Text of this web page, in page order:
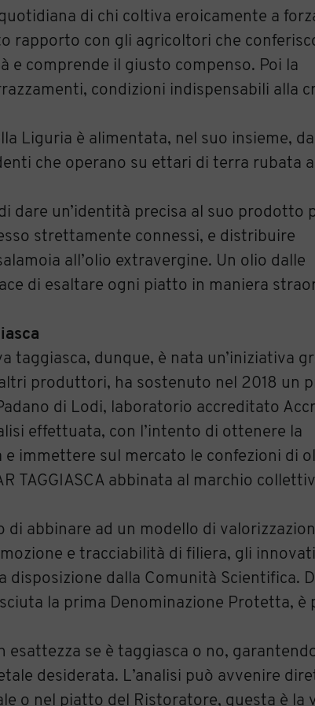
di chi coltiva eroicamente a
rapporto con gli agricoltori che
e comprende il giusto compenso. Poi la
condizioni indispensabili alla
Liguria è alimentata, nel suo insieme,
che operano su ettari di terra rubata
dare un’identità precisa al suo prodotto
strettamente connessi, e distribuire
all’olio extravergine. Un olio dalle
di esaltare ogni piatto in maniera
taggiasca, dunque, è nata un’iniziativa
produttori, ha sostenuto nel 2018 un
di Lodi, laboratorio accreditato
effettuata, con l’intento di ottenere la
e immettere sul mercato le confezioni di
TAGGIASCA abbinata al marchio
di abbinare ad un modello di
e tracciabilità di filiera, gli
dalla Comunità Scientifica.
la prima Denominazione Protetta, è
esattezza se è taggiasca o no,
desiderata. L’analisi può avvenire
o nel piatto del Ristoratore, questa è la